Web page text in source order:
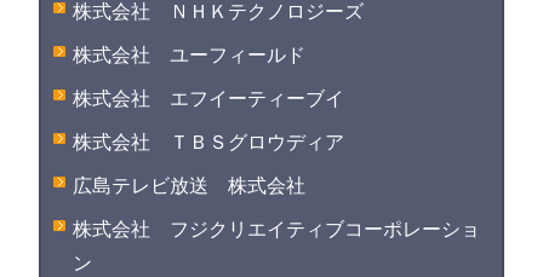
株式会社 ＮＨＫテクノロジーズ
株式会社 ユーフィールド
株式会社 エフイーティーブイ
株式会社 ＴＢＳグロウディア
広島テレビ放送 株式会社
株式会社 フジクリエイティブコーポレーショ
ン